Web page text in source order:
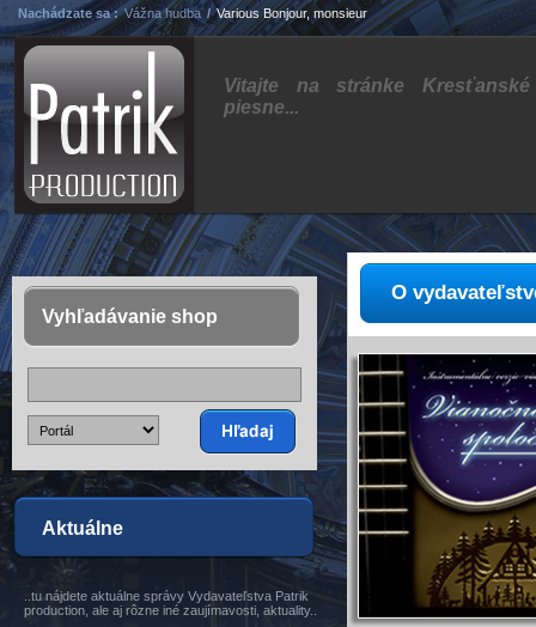
Nachádzate sa : Vážna hudba / Various Bonjour, monsieur
Vitajte na stránke Kresťanské
piesne...
Vyhľadávanie shop
Aktuálne
..tu nájdete aktuálne správy Vydavateľstva Patrik
production, ale aj rôzne iné zaujímavosti, aktuality..
O